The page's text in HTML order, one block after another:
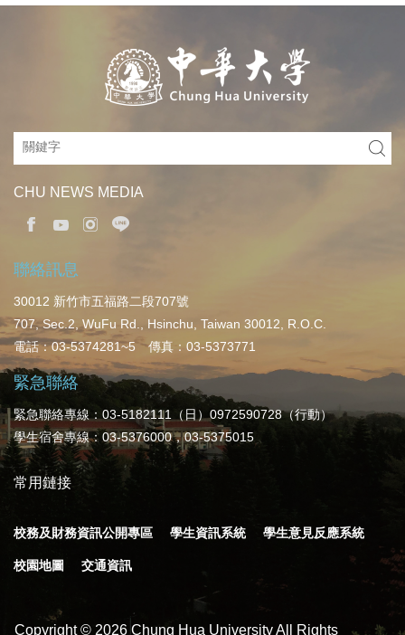
CHU NEWS MEDIA
聯絡訊息
30012 新竹市五福路二段707號
707, Sec.2, WuFu Rd., Hsinchu, Taiwan 30012, R.O.C.
電話：03-5374281~5 傳真：03-5373771
緊急聯絡
緊急聯絡專線：03-5182111（日）0972590728（行動）
學生宿舍專線：03-5376000，03-5375015
常用鏈接
校務及財務資訊公開專區 學生資訊系統 學生意見反應系統
校園地圖 交通資訊
Copyright © 2026 Chung Hua University All Rights